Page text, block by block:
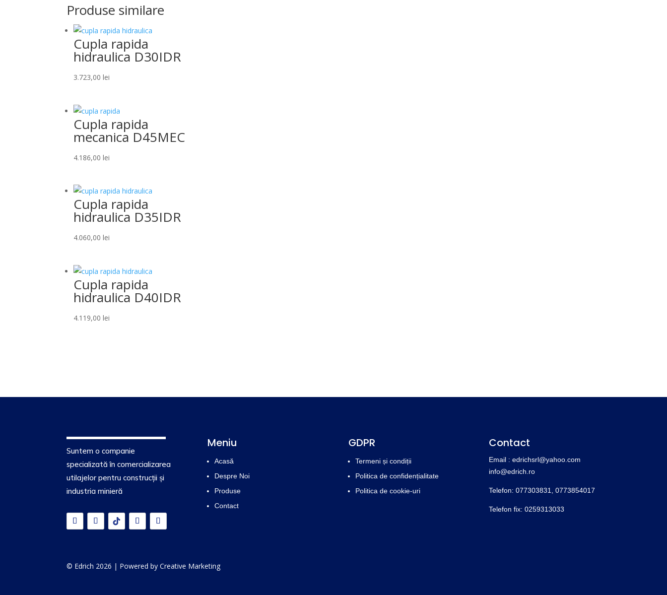
Produse similare
Cupla rapida
hidraulica D30IDR
3.723,00lei
Cupla rapida
mecanica D45MEC
4.186,00lei
Cupla rapida
hidraulica D35IDR
4.060,00lei
Cupla rapida
hidraulica D40IDR
4.119,00lei
Suntem o companie
specializată în comercializarea
utilajelor pentru construcții și
industria minieră
Meniu
Acasă
Despre Noi
Produse
Contact
GDPR
Termeni și condiții
Politica de confidențialitate
Politica de cookie-uri
Contact
Email : edrichsrl@yahoo.com
info@edrich.ro
Telefon: 077303831,0773854017
Telefon fix: 0259313033
© Edrich 2026 | Powered byCreative Marketing